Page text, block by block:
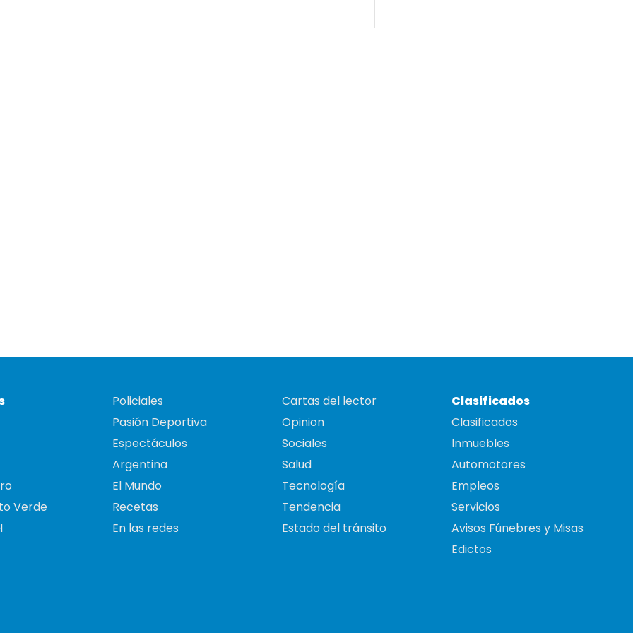
Verde
Policiales
Pasión Deportiva
Espectáculos
Argentina
El Mundo
Recetas
En las redes
Cartas del lector
Opinion
Sociales
Salud
Tecnología
Tendencia
Estado del tránsito
Clasificados
Clasificados
Inmuebles
Automotores
Empleos
Servicios
Avisos Fúnebres y Misas
Edictos